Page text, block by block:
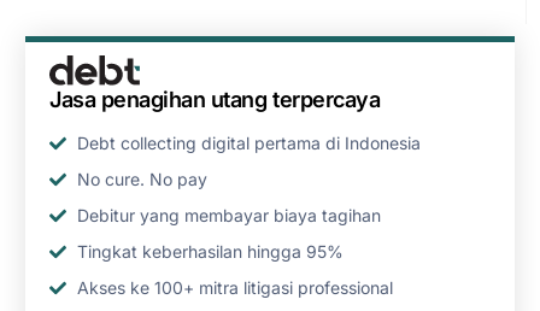
Jasa penagihan utang terpercaya
Debt collecting digital pertama di Indonesia
No cure. No pay
Debitur yang membayar biaya tagihan
Tingkat keberhasilan hingga 95%
Akses ke 100+ mitra litigasi professional